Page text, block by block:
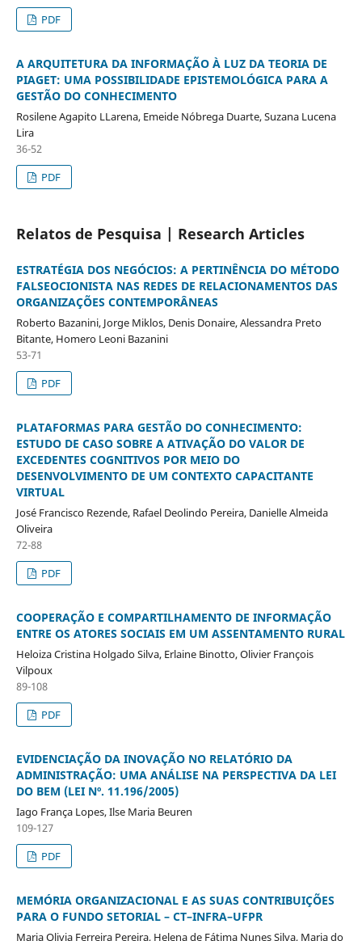
PDF
A ARQUITETURA DA INFORMAÇÃO À LUZ DA TEORIA DE
PIAGET: UMA POSSIBILIDADE EPISTEMOLÓGICA PARA A
GESTÃO DO CONHECIMENTO
Rosilene Agapito LLarena, Emeide Nóbrega Duarte, Suzana Lucena
Lira
36-52
PDF
Relatos de Pesquisa | Research Articles
ESTRATÉGIA DOS NEGÓCIOS: A PERTINÊNCIA DO MÉTODO
FALSEOCIONISTA NAS REDES DE RELACIONAMENTOS DAS
ORGANIZAÇÕES CONTEMPORÂNEAS
Roberto Bazanini, Jorge Miklos, Denis Donaire, Alessandra Preto
Bitante, Homero Leoni Bazanini
53-71
PDF
PLATAFORMAS PARA GESTÃO DO CONHECIMENTO:
ESTUDO DE CASO SOBRE A ATIVAÇÃO DO VALOR DE
EXCEDENTES COGNITIVOS POR MEIO DO
DESENVOLVIMENTO DE UM CONTEXTO CAPACITANTE
VIRTUAL
José Francisco Rezende, Rafael Deolindo Pereira, Danielle Almeida
Oliveira
72-88
PDF
COOPERAÇÃO E COMPARTILHAMENTO DE INFORMAÇÃO
ENTRE OS ATORES SOCIAIS EM UM ASSENTAMENTO RURAL
Heloiza Cristina Holgado Silva, Erlaine Binotto, Olivier François
Vilpoux
89-108
PDF
EVIDENCIAÇÃO DA INOVAÇÃO NO RELATÓRIO DA
ADMINISTRAÇÃO: UMA ANÁLISE NA PERSPECTIVA DA LEI
DO BEM (LEI Nº. 11.196/2005)
Iago França Lopes, Ilse Maria Beuren
109-127
PDF
MEMÓRIA ORGANIZACIONAL E AS SUAS CONTRIBUIÇÕES
PARA O FUNDO SETORIAL – CT–INFRA–UFPR
Maria Olivia Ferreira Pereira, Helena de Fátima Nunes Silva, Maria do